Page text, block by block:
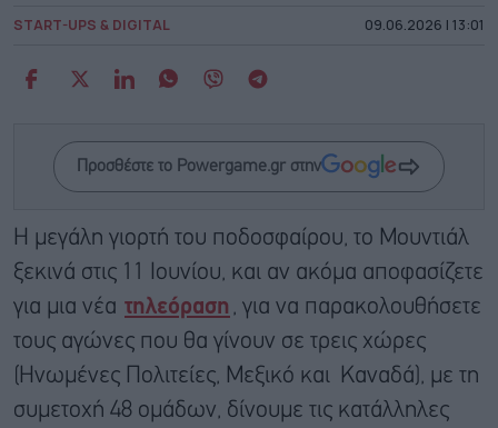
START-UPS & DIGITAL 09.06.2026 | 13:01
Προσθέστε το Powergame.gr στην
Η μεγάλη γιορτή του ποδοσφαίρου, το Μουντιάλ
ξεκινά στις 11 Ιουνίου, και αν ακόμα αποφασίζετε
για μια νέα τηλεόραση
, για να παρακολουθήσετε
τους αγώνες που θα γίνουν σε τρεις χώρες
(Ηνωμένες Πολιτείες, Μεξικό και Καναδά), με τη
συμετοχή 48 ομάδων, δίνουμε τις κατάλληλες